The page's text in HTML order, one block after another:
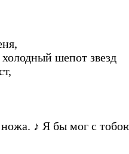
шепот звезд
♪ Я бы мог с